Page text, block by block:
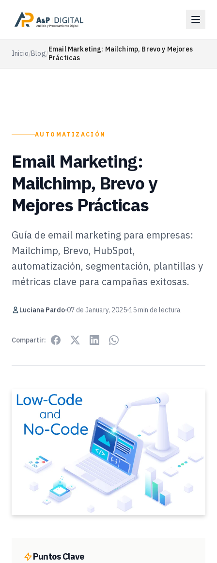
Inicio/Blog/Email Marketing: Mailchimp, Brevo y Mejores
Prácticas
AUTOMATIZACIÓN
Email Marketing:
Mailchimp, Brevo y
Mejores Prácticas
Guía de email marketing para empresas:
Mailchimp, Brevo, HubSpot,
automatización, segmentación, plantillas y
métricas clave para campañas exitosas.
Luciana Pardo 07 de January, 2025 15 min de lectura
Compartir:
Puntos Clave